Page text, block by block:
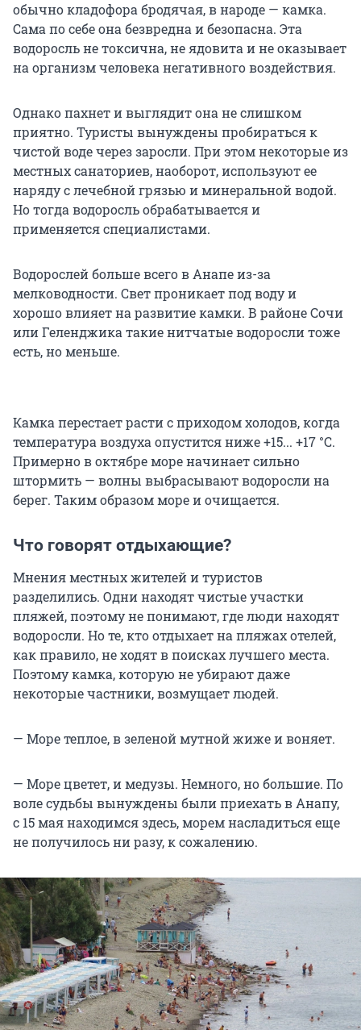
обычно кладофора бродячая, в народе — камка.
Сама по себе она безвредна и безопасна. Эта
водоросль не токсична, не ядовита и не оказывает
на организм человека негативного воздействия.
Однако пахнет и выглядит она не слишком
приятно. Туристы вынуждены пробираться к
чистой воде через заросли. При этом некоторые из
местных санаториев, наоборот, используют ее
наряду с лечебной грязью и минеральной водой.
Но тогда водоросль обрабатывается и
применяется специалистами.
Водорослей больше всего в Анапе из-за
мелководности. Свет проникает под воду и
хорошо влияет на развитие камки. В районе Сочи
или Геленджика такие нитчатые водоросли тоже
есть, но меньше.
Камка перестает расти с приходом холодов, когда
температура воздуха опустится ниже +15... +17 °С.
Примерно в октябре море начинает сильно
штормить — волны выбрасывают водоросли на
берег. Таким образом море и очищается.
Что говорят отдыхающие?
Мнения местных жителей и туристов
разделились. Одни находят чистые участки
пляжей, поэтому не понимают, где люди находят
водоросли. Но те, кто отдыхает на пляжах отелей,
как правило, не ходят в поисках лучшего места.
Поэтому камка, которую не убирают даже
некоторые частники, возмущает людей.
— Море теплое, в зеленой мутной жиже и воняет.
— Море цветет, и медузы. Немного, но большие. По
воле судьбы вынуждены были приехать в Анапу,
с 15 мая находимся здесь, морем насладиться еще
не получилось ни разу, к сожалению.